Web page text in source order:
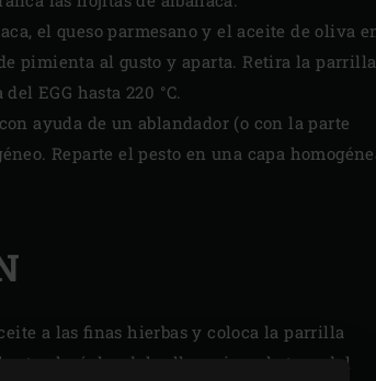
el queso parmesano y el aceite de oliva
pimienta al gusto y aparta. Retira la
EGG hasta 220 °C.
ayuda de un ablandador (o con la parte
Reparte el pesto en una capa
a las finas hierbas y coloca la parrilla
el núcleo del rollo y cierra la tapa del